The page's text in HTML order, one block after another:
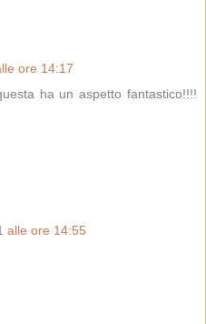
ore 14:17
ha un aspetto fantastico!!!!
alle ore 14:55